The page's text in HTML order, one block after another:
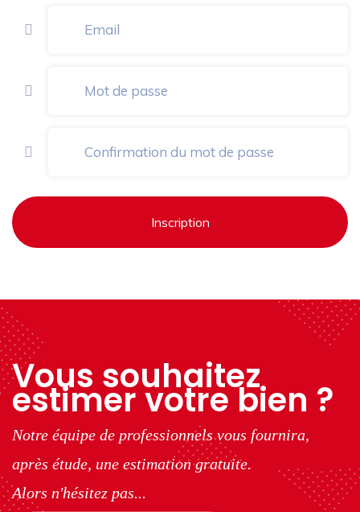
Inscription
Vous souhaitez
estimer votre bien ?
Notre équipe de professionnels vous fournira,
après étude, une estimation gratuite.
Alors n'hésitez pas...